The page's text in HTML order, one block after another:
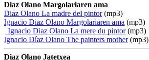
Diaz Olano Margolariaren ama
Diaz Olano La madre del pintor(mp3)
Ignacio Diaz Olano Margolariaren ama (mp3)
Ignacio Diaz Olano La mere du pintor(mp3)
Ignacio Díaz Olano The painters mother(mp3)
Diaz Olano Jatetxea